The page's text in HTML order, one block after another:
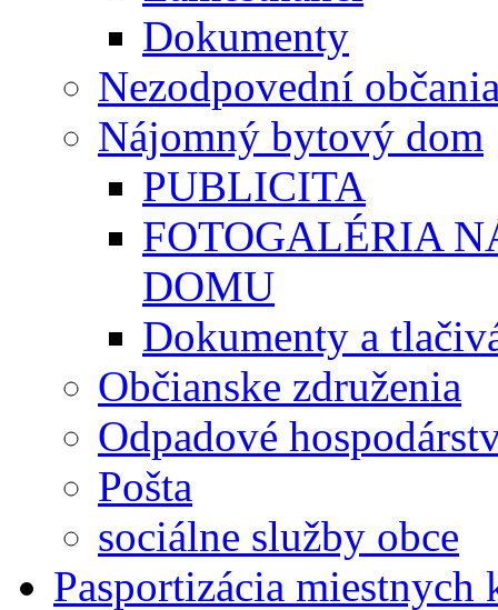
Dokumenty
Nezodpovední
Nájomný bytový dom
PUBLICITA
FOTOGALÉRIA
DOMU
Dokumenty a
Občianske združenia
Odpadové
Pošta
sociálne služby obce
Pasportizácia